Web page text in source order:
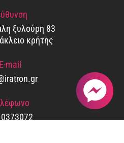
ξυλούρη 83
κρήτης
E-mail